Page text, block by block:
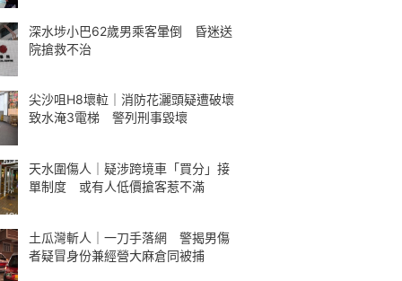
深水埗小巴62歲男乘客暈倒 昏迷送
院搶救不治
尖沙咀H8壞𨋢｜消防花灑頭疑遭破壞
致水淹3電梯 警列刑事毀壞
天水圍傷人｜疑涉跨境車「買分」接
單制度 或有人低價搶客惹不滿
土瓜灣斬人｜一刀手落網 警揭男傷
者疑冒身份兼經營大麻倉同被捕